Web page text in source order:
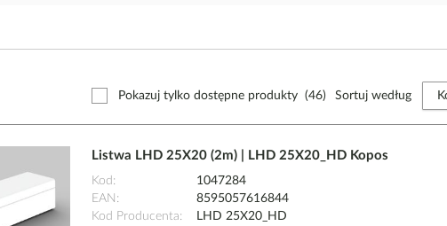
Pokazuj tylko dostępne produkty (46) Sortuj według
Listwa LHD 25X20 (2m) | LHD 25X20_HD Kopos
Kod
1047284
EAN
8595057616844
Kod Producenta
LHD 25X20_HD